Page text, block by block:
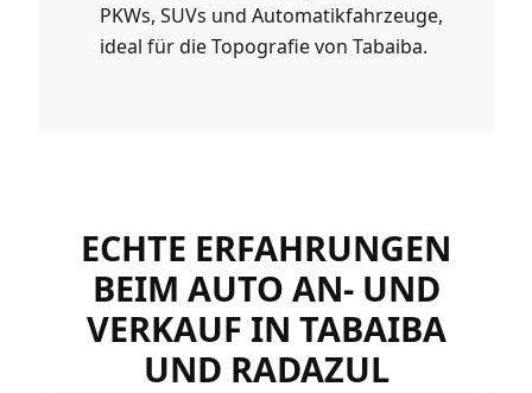
PKWs, SUVs und Automatikfahrzeuge,
ideal für die Topografie von Tabaiba.
ECHTE ERFAHRUNGEN
BEIM AUTO AN- UND
VERKAUF IN TABAIBA
UND RADAZUL